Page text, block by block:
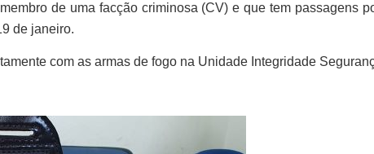
de uma facção criminosa (CV) e que tem passagens
de janeiro.
com as armas de fogo na Unidade Integridade